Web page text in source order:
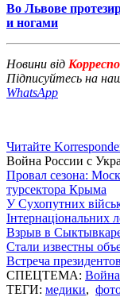
Во Львове
и ногами
Новини від
Підписуйтесь на
WhatsApp
Читайте
Война России с
Провал сезона:
турсектора Крыма
У Сухопутних
Інтернаціональних
Взрыв в
Стали известны
Встреча
СПЕЦТЕМА:
ТЕГИ: медики,